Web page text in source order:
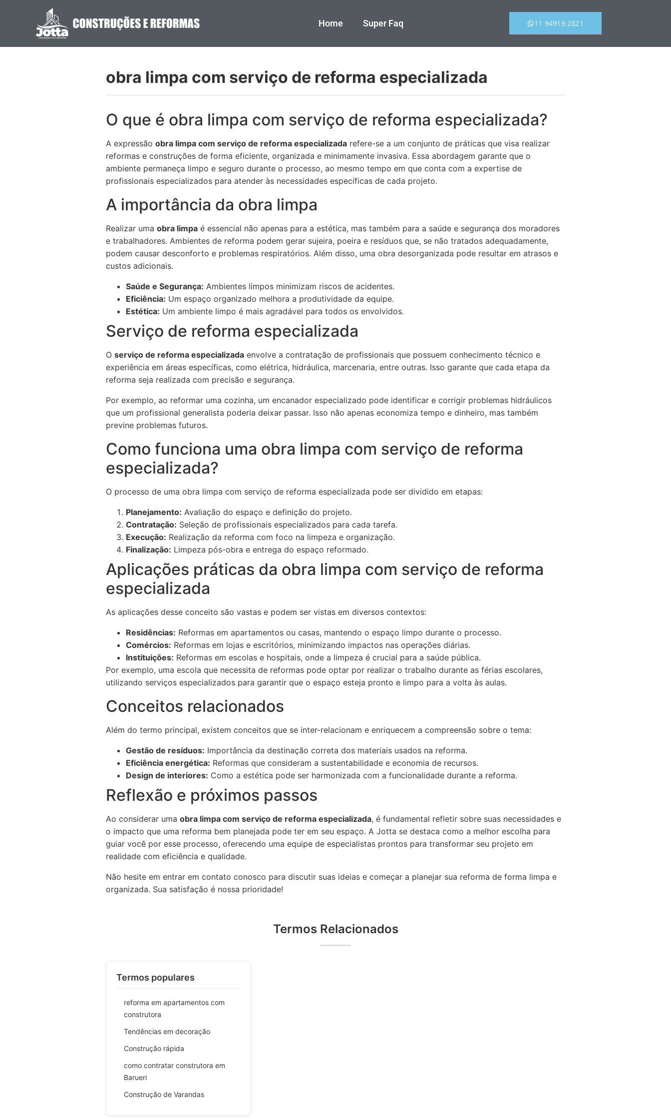
Home Super Faq 11 94919.2821
obra limpa com serviço de reforma especializada
O que é obra limpa com serviço de reforma especializada?
A expressão obra limpa com serviço de reforma especializada refere-se a um conjunto de práticas que visa realizar
reformas e construções de forma eficiente, organizada e minimamente invasiva. Essa abordagem garante que o
ambiente permaneça limpo e seguro durante o processo, ao mesmo tempo em que conta com a expertise de
profissionais especializados para atender às necessidades específicas de cada projeto.
A importância da obra limpa
Realizar uma obra limpa é essencial não apenas para a estética, mas também para a saúde e segurança dos moradores
e trabalhadores. Ambientes de reforma podem gerar sujeira, poeira e resíduos que, se não tratados adequadamente,
podem causar desconforto e problemas respiratórios. Além disso, uma obra desorganizada pode resultar em atrasos e
custos adicionais.
Saúde e Segurança: Ambientes limpos minimizam riscos de acidentes.
Eficiência: Um espaço organizado melhora a produtividade da equipe.
Estética: Um ambiente limpo é mais agradável para todos os envolvidos.
Serviço de reforma especializada
O serviço de reforma especializada envolve a contratação de profissionais que possuem conhecimento técnico e
experiência em áreas específicas, como elétrica, hidráulica, marcenaria, entre outras. Isso garante que cada etapa da
reforma seja realizada com precisão e segurança.
Por exemplo, ao reformar uma cozinha, um encanador especializado pode identificar e corrigir problemas hidráulicos
que um profissional generalista poderia deixar passar. Isso não apenas economiza tempo e dinheiro, mas também
previne problemas futuros.
Como funciona uma obra limpa com serviço de reforma
especializada?
O processo de uma obra limpa com serviço de reforma especializada pode ser dividido em etapas:
Planejamento: Avaliação do espaço e definição do projeto.
Contratação: Seleção de profissionais especializados para cada tarefa.
Execução: Realização da reforma com foco na limpeza e organização.
Finalização: Limpeza pós-obra e entrega do espaço reformado.
Aplicações práticas da obra limpa com serviço de reforma
especializada
As aplicações desse conceito são vastas e podem ser vistas em diversos contextos:
Residências: Reformas em apartamentos ou casas, mantendo o espaço limpo durante o processo.
Comércios: Reformas em lojas e escritórios, minimizando impactos nas operações diárias.
Instituições: Reformas em escolas e hospitais, onde a limpeza é crucial para a saúde pública.
Por exemplo, uma escola que necessita de reformas pode optar por realizar o trabalho durante as férias escolares,
utilizando serviços especializados para garantir que o espaço esteja pronto e limpo para a volta às aulas.
Conceitos relacionados
Além do termo principal, existem conceitos que se inter-relacionam e enriquecem a compreensão sobre o tema:
Gestão de resíduos: Importância da destinação correta dos materiais usados na reforma.
Eficiência energética: Reformas que consideram a sustentabilidade e economia de recursos.
Design de interiores: Como a estética pode ser harmonizada com a funcionalidade durante a reforma.
Reflexão e próximos passos
Ao considerar uma obra limpa com serviço de reforma especializada, é fundamental refletir sobre suas necessidades e
o impacto que uma reforma bem planejada pode ter em seu espaço. A Jotta se destaca como a melhor escolha para
guiar você por esse processo, oferecendo uma equipe de especialistas prontos para transformar seu projeto em
realidade com eficiência e qualidade.
Não hesite em entrar em contato conosco para discutir suas ideias e começar a planejar sua reforma de forma limpa e
organizada. Sua satisfação é nossa prioridade!
Termos Relacionados
Termos populares
reforma em apartamentos com
construtora
Tendências em decoração
Construção rápida
como contratar construtora em
Barueri
Construção de Varandas